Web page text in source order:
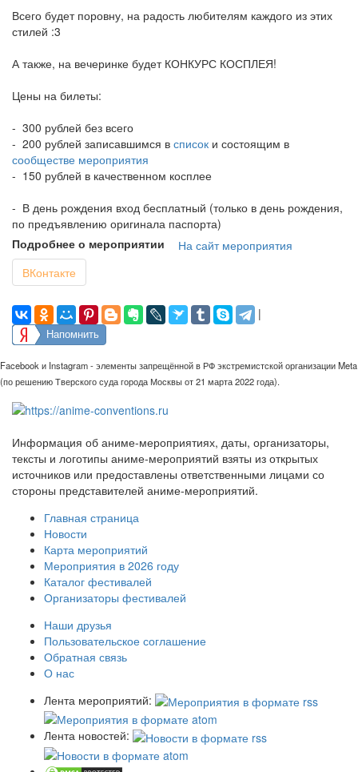
Всего будет поровну, на радость любителям каждого из этих
стилей :3
А также, на вечеринке будет КОНКУРС КОСПЛЕЯ!
Цены на билеты:
- 300 рублей без всего
- 200 рублей записавшимся в список и состоящим в
сообществе мероприятия
- 150 рублей в качественном косплее
- В день рождения вход бесплатный (только в день рождения,
по предъявлению оригинала паспорта)
Подробнее о мероприятии
На сайт мероприятия
ВКонтакте
|
Напомнить
Facebook и Instagram - элементы запрещённой в РФ экстремистской организации Meta
(по решению Тверского суда города Москвы от 21 марта 2022 года).
Информация об аниме-мероприятиях, даты, организаторы,
тексты и логотипы аниме-мероприятий взяты из открытых
источников или предоставлены ответственными лицами со
стороны представителей аниме-мероприятий.
Главная страница
Новости
Карта мероприятий
Мероприятия в 2026 году
Каталог фестивалей
Организаторы фестивалей
Наши друзья
Пользовательское соглашение
Обратная связь
О нас
Лента мероприятий:
Лента новостей: